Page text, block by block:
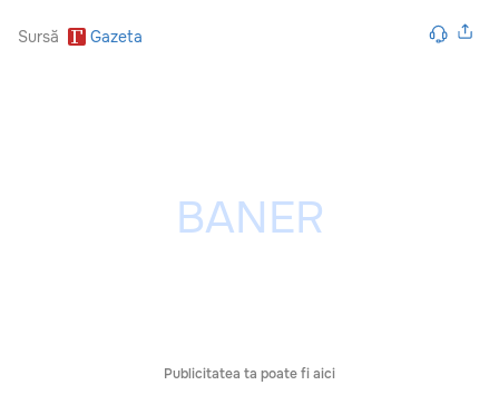
Sursă Gazeta
Publicitatea ta poate fi aici